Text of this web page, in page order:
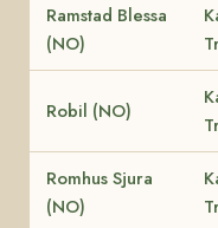
Ramstad Blessa
(NO)
Robil (NO)
Romhus Sjura
(NO)